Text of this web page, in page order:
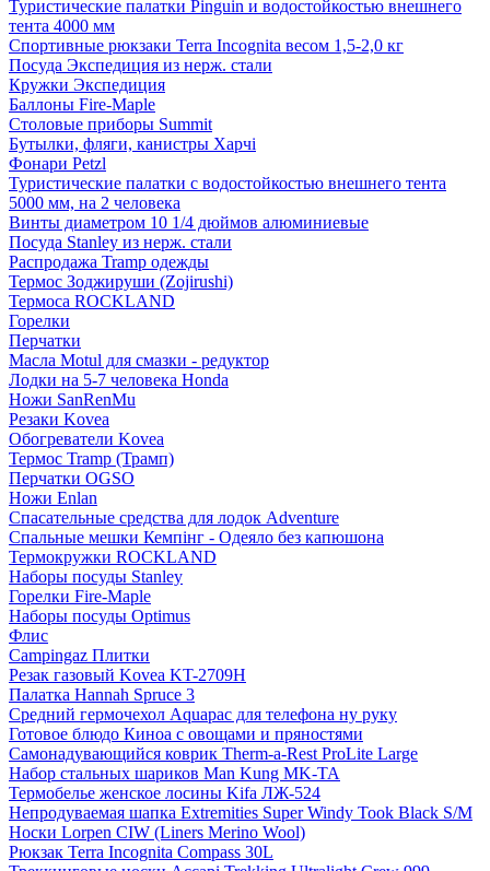
Туристические палатки Pinguin и водостойкостью внешнего
тента 4000 мм
Спортивные рюкзаки Terra Incognita весом 1,5-2,0 кг
Посуда Экспедиция из нерж. стали
Кружки Экспедиция
Баллоны Fire-Maple
Столовые приборы Summit
Бутылки, фляги, канистры Харчі
Фонари Petzl
Туристические палатки с водостойкостью внешнего тента
5000 мм, на 2 человека
Винты диаметром 10 1/4 дюймов алюминиевые
Посуда Stanley из нерж. стали
Распродажа Tramp одежды
Термос Зоджируши (Zojirushi)
Термоса ROCKLAND
Горелки
Перчатки
Масла Motul для смазки - редуктор
Лодки на 5-7 человека Honda
Ножи SanRenMu
Резаки Kovea
Обогреватели Kovea
Термос Tramp (Трамп)
Перчатки OGSO
Ножи Enlan
Спасательные средства для лодок Adventure
Спальные мешки Кемпінг - Одеяло без капюшона
Термокружки ROCKLAND
Наборы посуды Stanley
Горелки Fire-Maple
Наборы посуды Optimus
Флис
Campingaz Плитки
Резак газовый Kovea KT-2709H
Палатка Hannah Spruce 3
Средний гермочехол Aquapac для телефона ну руку
Готовое блюдо Киноа с овощами и пряностями
Самонадувающийся коврик Therm-a-Rest ProLite Large
Набор стальных шариков Man Kung MK-TA
Термобелье женское лосины Kifa ЛЖ-524
Непродуваемая шапка Extremities Super Windy Took Black S/M
Носки Lorpen CIW (Liners Merino Wool)
Рюкзак Terra Incognita Compass 30L